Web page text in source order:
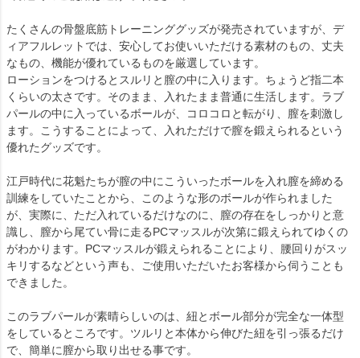
たくさんの骨盤底筋トレーニンググッズが発売されていますが、デ
ィアフルレットでは、安心してお使いいただける素材のもの、丈夫
なもの、機能が優れているものを厳選しています。
ローションをつけるとスルリと膣の中に入ります。ちょうど指二本
くらいの太さです。そのまま、入れたまま普通に生活します。ラブ
パールの中に入っているボールが、コロコロと転がり、膣を刺激し
ます。こうすることによって、入れただけで膣を鍛えられるという
優れたグッズです。
江戸時代に花魁たちが膣の中にこういったボールを入れ膣を締める
訓練をしていたことから、このような形のボールが作られました
が、実際に、ただ入れているだけなのに、膣の存在をしっかりと意
識し、膣から尾てい骨に走るPCマッスルが次第に鍛えられてゆくの
がわかります。PCマッスルが鍛えられることにより、腰回りがスッ
キリするなどという声も、ご使用いただいたお客様から伺うことも
できました。
このラブパールが素晴らしいのは、紐とボール部分が完全な一体型
をしているところです。ツルリと本体から伸びた紐を引っ張るだけ
で、簡単に膣から取り出せる事です。